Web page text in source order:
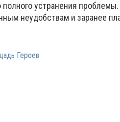
устранения
неудобствам и заранее
Героев